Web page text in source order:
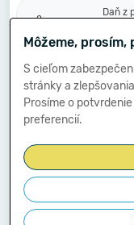
2.
Daň z
S.
****
Môžeme, prosím,
S cieľom
stránky a
Prosíme o
preferencií.